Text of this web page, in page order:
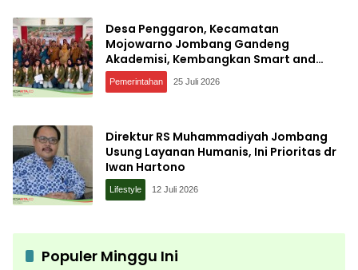
Desa Penggaron, Kecamatan
Mojowarno Jombang Gandeng
Akademisi, Kembangkan Smart and
Sustainable Village, Ini Tujuannya
Pemerintahan 25 Juli 2026
Direktur RS Muhammadiyah Jombang
Usung Layanan Humanis, Ini Prioritas dr
Iwan Hartono
Lifestyle 12 Juli 2026
Populer Minggu Ini